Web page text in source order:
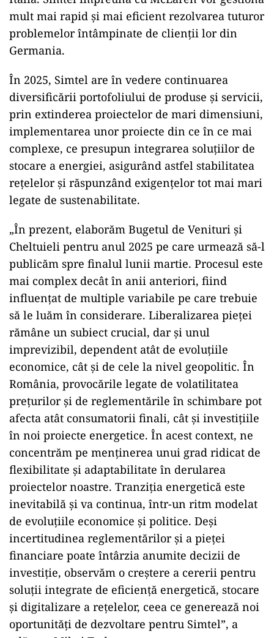
mult mai rapid și mai eficient rezolvarea tuturor
problemelor întâmpinate de clienții lor din
Germania.
În 2025, Simtel are în vedere continuarea
diversificării portofoliului de produse și servicii,
prin extinderea proiectelor de mari dimensiuni,
implementarea unor proiecte din ce în ce mai
complexe, ce presupun integrarea soluțiilor de
stocare a energiei, asigurând astfel stabilitatea
rețelelor și răspunzând exigențelor tot mai mari
legate de sustenabilitate.
„În prezent, elaborăm Bugetul de Venituri și
Cheltuieli pentru anul 2025 pe care urmează să-l
publicăm spre finalul lunii martie. Procesul este
mai complex decât în anii anteriori, fiind
influențat de multiple variabile pe care trebuie
să le luăm în considerare. Liberalizarea pieței
rămâne un subiect crucial, dar și unul
imprevizibil, dependent atât de evoluțiile
economice, cât și de cele la nivel geopolitic. În
România, provocările legate de volatilitatea
prețurilor și de reglementările în schimbare pot
afecta atât consumatorii finali, cât și investițiile
în noi proiecte energetice. În acest context, ne
concentrăm pe menținerea unui grad ridicat de
flexibilitate și adaptabilitate în derularea
proiectelor noastre. Tranziția energetică este
inevitabilă și va continua, într-un ritm modelat
de evoluțiile economice și politice. Deși
incertitudinea reglementărilor și a pieței
financiare poate întârzia anumite decizii de
investiție, observăm o creștere a cererii pentru
soluții integrate de eficiență energetică, stocare
și digitalizare a rețelelor, ceea ce generează noi
oportunități de dezvoltare pentru Simtel”, a